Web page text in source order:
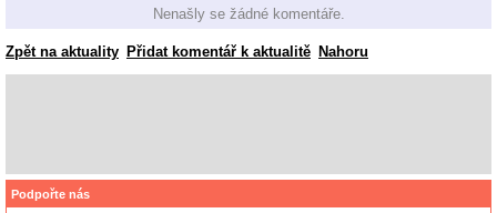
Nenašly se žádné komentáře.
Zpět na aktuality Přidat komentář k aktualitě Nahoru
Podpořte nás